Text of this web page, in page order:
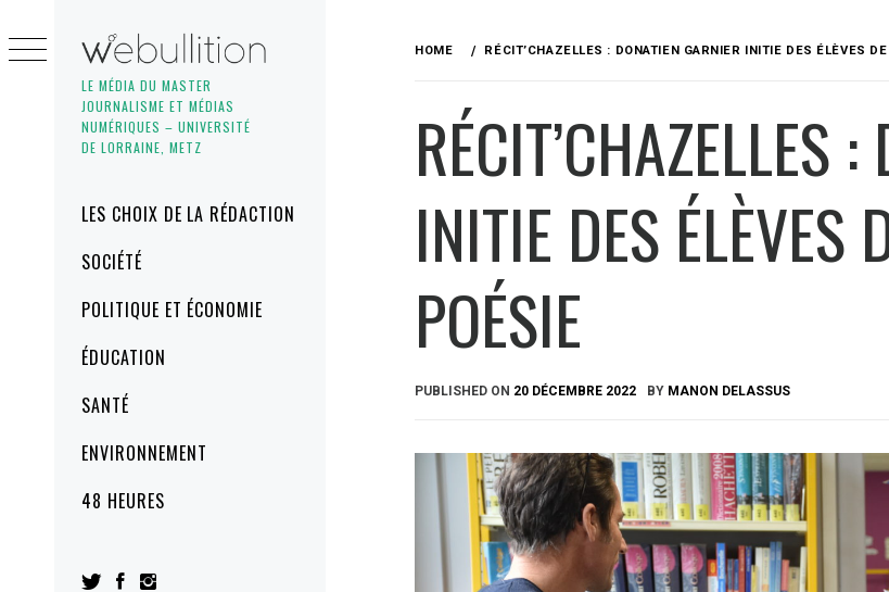
LE MÉDIA DU MASTER
JOURNALISME ET MÉDIAS
NUMÉRIQUES – UNIVERSITÉ
DE LORRAINE, METZ
MenuLES CHOIX DE LA RÉDACTION
SOCIÉTÉ
POLITIQUE ET ÉCONOMIE
ÉDUCATION
SANTÉ
ENVIRONNEMENT
48 HEURES
to
content
HOME RÉCIT’CHAZELLES : DONATIEN GARNIER INITIE DES ÉLÈVES
RÉCIT’CHAZELLES
INITIE DES ÉLÈVES
POÉSIE
PUBLISHED ON 20 DÉCEMBRE 2022 BY MANON DELASSUS